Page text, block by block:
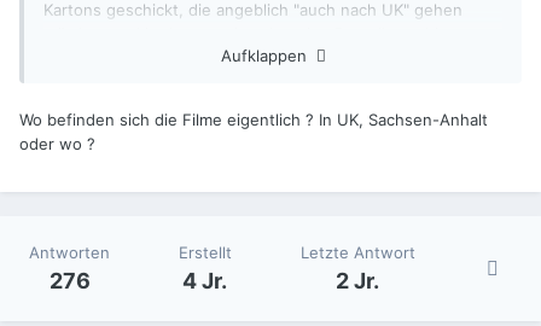
Kartons geschickt, die angeblich "auch nach UK" gehen
Überhaut eine Antwort zu bekommen ist bei Orwo echt
Aufklappen
Wo befinden sich die Filme eigentlich ? In UK, Sachsen-Anhalt
oder wo ?
Antworten
276
Erstellt
4 Jr.
Letzte Antwort
2 Jr.